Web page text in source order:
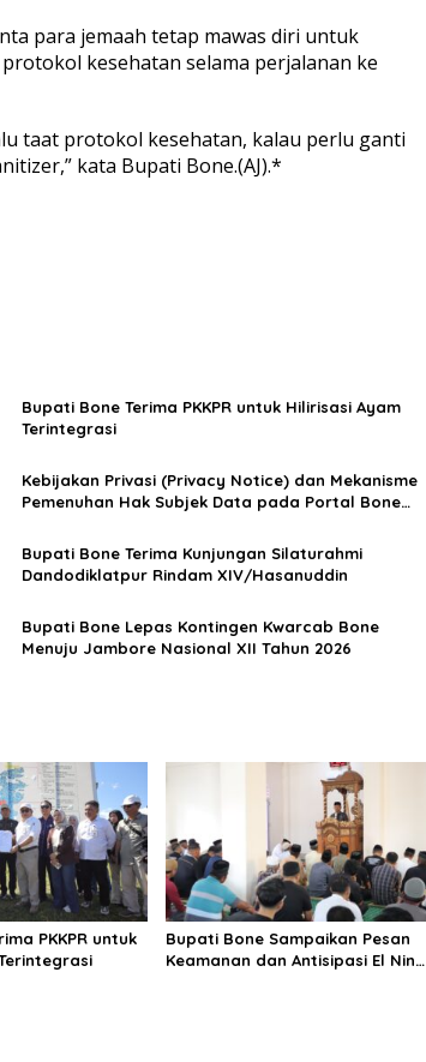
para jemaah tetap mawas diri untuk
kesehatan selama perjalanan ke
taat protokol kesehatan, kalau perlu ganti
kata Bupati Bone.(AJ).*
Bupati Bone Terima PKKPR untuk Hilirisasi Ayam
Terintegrasi
Kebijakan Privasi (Privacy Notice) dan Mekanisme
Pemenuhan Hak Subjek Data pada Portal Bone
Bupati Bone Terima Kunjungan Silaturahmi
Dandodiklatpur Rindam XIV/Hasanuddin
Bupati Bone Lepas Kontingen Kwarcab Bone
Menuju Jambore Nasional XII Tahun 2026
PKKPR untuk
Bupati Bone Sampaikan Pesan
Keamanan dan Antisipasi El Nino